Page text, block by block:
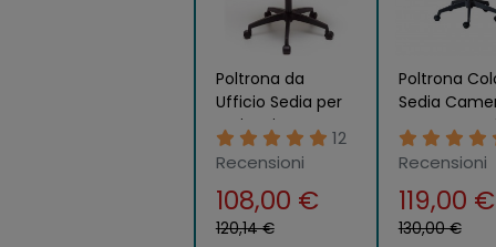
Poltrona da
Ufficio Sedia per
Scrivania
Cameretta con
Braccioli e Ruote
Verde
12
Recensioni
108,00 €
120,14 €
Poltrona
Sedia
con Ruote
Regolabile e
Girevole
Recensioni
119,00 €
130,00 €